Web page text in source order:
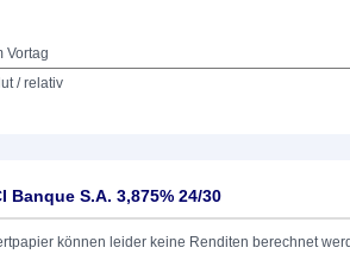
Vortag
/ relativ
Banque S.A. 3,875% 24/30
können leider keine Renditen berechnet